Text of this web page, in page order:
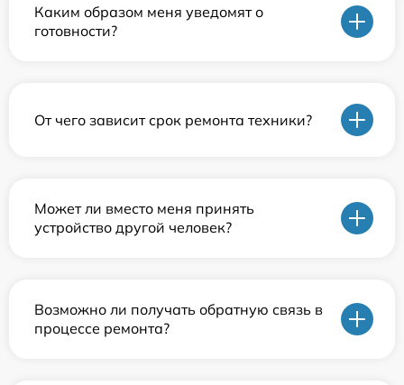
Каким образом меня уведомят о
готовности?
От чего зависит срок ремонта техники?
Может ли вместо меня принять
устройство другой человек?
Возможно ли получать обратную связь в
процессе ремонта?